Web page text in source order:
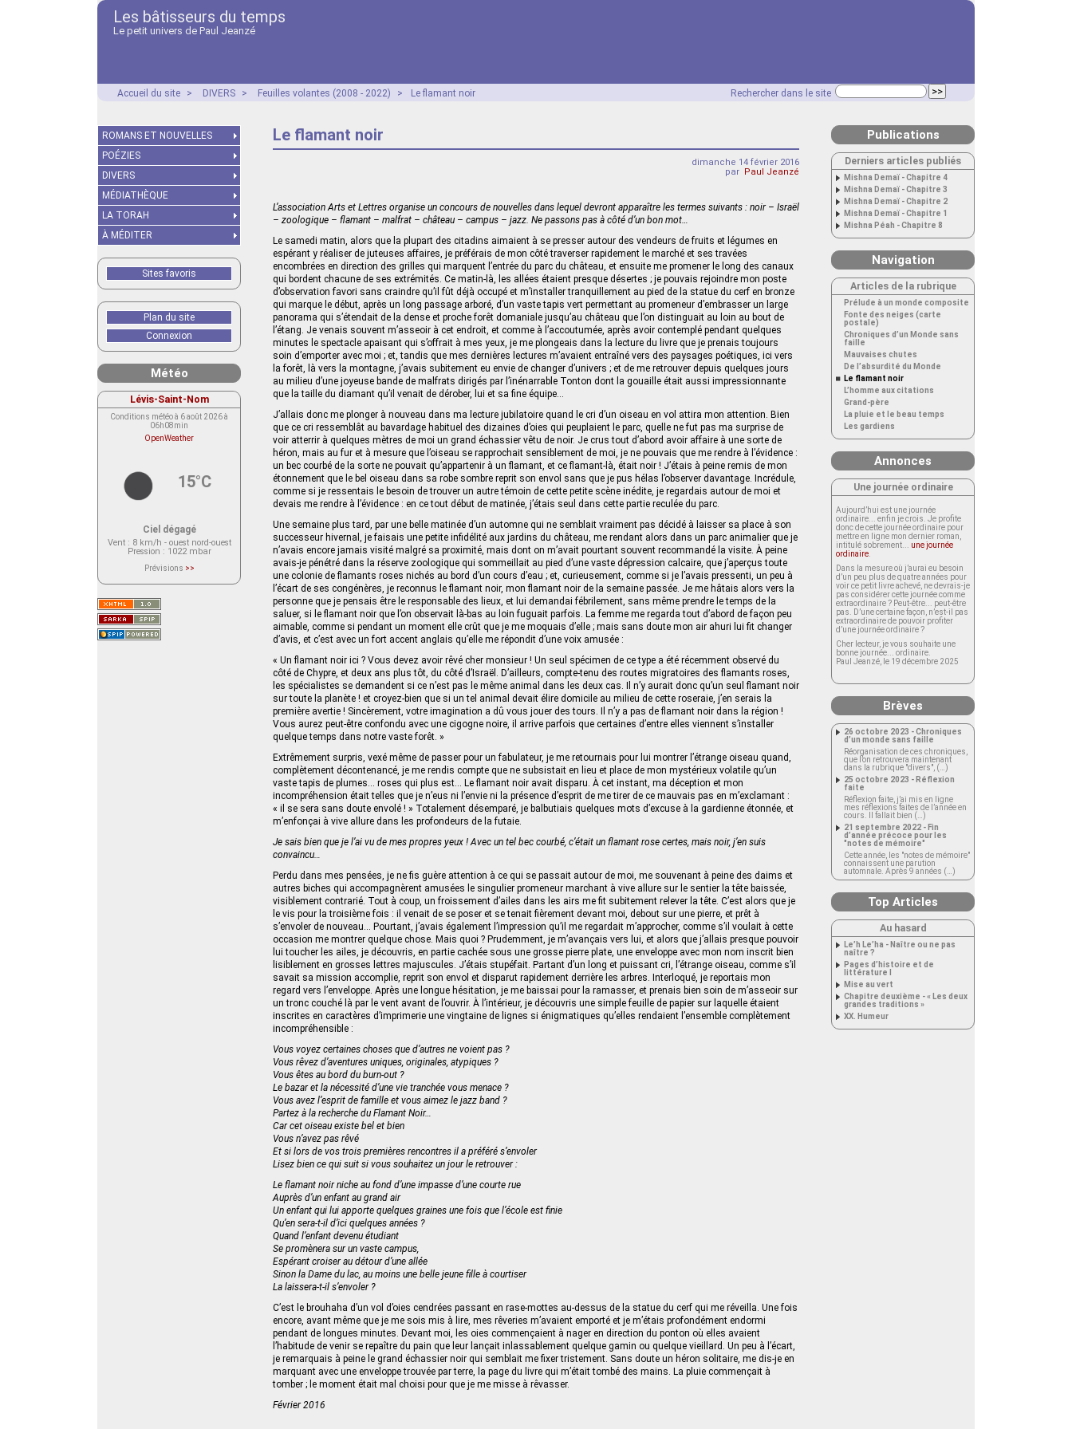
Les bâtisseurs du temps
Le petit univers de Paul Jeanzé
Rechercher dans le site
Accueil du site > DIVERS > Feuilles volantes (2008 - 2022) > Le flamant noir
Le flamant noir
dimanche 14 février 2016
par Paul Jeanzé
L’association Arts et Lettres organise un concours de nouvelles dans lequel devront apparaître les termes suivants : noir – Israël
– zoologique – flamant – malfrat – château – campus – jazz. Ne passons pas à côté d’un bon mot…
Le samedi matin, alors que la plupart des citadins aimaient à se presser autour des vendeurs de fruits et légumes en
espérant y réaliser de juteuses affaires, je préférais de mon côté traverser rapidement le marché et ses travées
encombrées en direction des grilles qui marquent l’entrée du parc du château, et ensuite me promener le long des canaux
qui bordent chacune de ses extrémités. Ce matin-là, les allées étaient presque désertes ; je pouvais rejoindre mon poste
d’observation favori sans craindre qu’il fût déjà occupé et m’installer tranquillement au pied de la statue du cerf en bronze
qui marque le début, après un long passage arboré, d’un vaste tapis vert permettant au promeneur d’embrasser un large
panorama qui s’étendait de la dense et proche forêt domaniale jusqu’au château que l’on distinguait au loin au bout de
l’étang. Je venais souvent m’asseoir à cet endroit, et comme à l’accoutumée, après avoir contemplé pendant quelques
minutes le spectacle apaisant qui s’offrait à mes yeux, je me plongeais dans la lecture du livre que je prenais toujours
soin d’emporter avec moi ; et, tandis que mes dernières lectures m’avaient entraîné vers des paysages poétiques, ici vers
la forêt, là vers la montagne, j’avais subitement eu envie de changer d’univers ; et de me retrouver depuis quelques jours
au milieu d’une joyeuse bande de malfrats dirigés par l’inénarrable Tonton dont la gouaille était aussi impressionnante
que la taille du diamant qu’il venait de dérober, lui et sa fine équipe…
J’allais donc me plonger à nouveau dans ma lecture jubilatoire quand le cri d’un oiseau en vol attira mon attention. Bien
que ce cri ressemblât au bavardage habituel des dizaines d’oies qui peuplaient le parc, quelle ne fut pas ma surprise de
voir atterrir à quelques mètres de moi un grand échassier vêtu de noir. Je crus tout d’abord avoir affaire à une sorte de
héron, mais au fur et à mesure que l’oiseau se rapprochait sensiblement de moi, je ne pouvais que me rendre à l’évidence :
un bec courbé de la sorte ne pouvait qu’appartenir à un flamant, et ce flamant-là, était noir ! J’étais à peine remis de mon
étonnement que le bel oiseau dans sa robe sombre reprit son envol sans que je pus hélas l’observer davantage. Incrédule,
comme si je ressentais le besoin de trouver un autre témoin de cette petite scène inédite, je regardais autour de moi et
devais me rendre à l’évidence : en ce tout début de matinée, j’étais seul dans cette partie reculée du parc.
Une semaine plus tard, par une belle matinée d’un automne qui ne semblait vraiment pas décidé à laisser sa place à son
successeur hivernal, je faisais une petite infidélité aux jardins du château, me rendant alors dans un parc animalier que je
n’avais encore jamais visité malgré sa proximité, mais dont on m’avait pourtant souvent recommandé la visite. À peine
avais-je pénétré dans la réserve zoologique qui sommeillait au pied d’une vaste dépression calcaire, que j’aperçus toute
une colonie de flamants roses nichés au bord d’un cours d’eau ; et, curieusement, comme si je l’avais pressenti, un peu à
l’écart de ses congénères, je reconnus le flamant noir, mon flamant noir de la semaine passée. Je me hâtais alors vers la
personne que je pensais être le responsable des lieux, et lui demandai fébrilement, sans même prendre le temps de la
saluer, si le flamant noir que l’on observait là-bas au loin fuguait parfois. La femme me regarda tout d’abord de façon peu
aimable, comme si pendant un moment elle crût que je me moquais d’elle ; mais sans doute mon air ahuri lui fit changer
d’avis, et c’est avec un fort accent anglais qu’elle me répondit d’une voix amusée :
« Un flamant noir ici ? Vous devez avoir rêvé cher monsieur ! Un seul spécimen de ce type a été récemment observé du
côté de Chypre, et deux ans plus tôt, du côté d’Israël. D’ailleurs, compte‑tenu des routes migratoires des flamants roses,
les spécialistes se demandent si ce n’est pas le même animal dans les deux cas. Il n’y aurait donc qu’un seul flamant noir
sur toute la planète ! et croyez-bien que si un tel animal devait élire domicile au milieu de cette roseraie, j’en serais la
première avertie ! Sincèrement, votre imagination a dû vous jouer des tours. Il n’y a pas de flamant noir dans la région !
Vous aurez peut-être confondu avec une cigogne noire, il arrive parfois que certaines d’entre elles viennent s’installer
quelque temps dans notre vaste forêt. »
Extrêmement surpris, vexé même de passer pour un fabulateur, je me retournais pour lui montrer l’étrange oiseau quand,
complètement décontenancé, je me rendis compte que ne subsistait en lieu et place de mon mystérieux volatile qu’un
vaste tapis de plumes… roses qui plus est… Le flamant noir avait disparu. À cet instant, ma déception et mon
incompréhension était telles que je n’eus ni l’envie ni la présence d’esprit de me tirer de ce mauvais pas en m’exclamant :
« il se sera sans doute envolé ! » Totalement désemparé, je balbutiais quelques mots d’excuse à la gardienne étonnée, et
m’enfonçai à vive allure dans les profondeurs de la futaie.
Je sais bien que je l’ai vu de mes propres yeux ! Avec un tel bec courbé, c’était un flamant rose certes, mais noir, j’en suis
convaincu…
Perdu dans mes pensées, je ne fis guère attention à ce qui se passait autour de moi, me souvenant à peine des daims et
autres biches qui accompagnèrent amusées le singulier promeneur marchant à vive allure sur le sentier la tête baissée,
visiblement contrarié. Tout à coup, un froissement d’ailes dans les airs me fit subitement relever la tête. C’est alors que je
le vis pour la troisième fois : il venait de se poser et se tenait fièrement devant moi, debout sur une pierre, et prêt à
s’envoler de nouveau… Pourtant, j’avais également l’impression qu’il me regardait m’approcher, comme s’il voulait à cette
occasion me montrer quelque chose. Mais quoi ? Prudemment, je m’avançais vers lui, et alors que j’allais presque pouvoir
lui toucher les ailes, je découvris, en partie cachée sous une grosse pierre plate, une enveloppe avec mon nom inscrit bien
lisiblement en grosses lettres majuscules. J’étais stupéfait. Partant d’un long et puissant cri, l’étrange oiseau, comme s’il
savait sa mission accomplie, reprit son envol et disparut rapidement derrière les arbres. Interloqué, je reportais mon
regard vers l’enveloppe. Après une longue hésitation, je me baissai pour la ramasser, et prenais bien soin de m’asseoir sur
un tronc couché là par le vent avant de l’ouvrir. À l’intérieur, je découvris une simple feuille de papier sur laquelle étaient
inscrites en caractères d’imprimerie une vingtaine de lignes si énigmatiques qu’elles rendaient l’ensemble complètement
incompréhensible :
Vous voyez certaines choses que d’autres ne voient pas ?
Vous rêvez d’aventures uniques, originales, atypiques ?
Vous êtes au bord du burn-out ?
Le bazar et la nécessité d’une vie tranchée vous menace ?
Vous avez l’esprit de famille et vous aimez le jazz band ?
Partez à la recherche du Flamant Noir…
Car cet oiseau existe bel et bien
Vous n’avez pas rêvé
Et si lors de vos trois premières rencontres il a préféré s’envoler
Lisez bien ce qui suit si vous souhaitez un jour le retrouver :
Le flamant noir niche au fond d’une impasse d’une courte rue
Auprès d’un enfant au grand air
Un enfant qui lui apporte quelques graines une fois que l’école est finie
Qu’en sera-t-il d’ici quelques années ?
Quand l’enfant devenu étudiant
Se promènera sur un vaste campus,
Espérant croiser au détour d’une allée
Sinon la Dame du lac, au moins une belle jeune fille à courtiser
La laissera-t-il s’envoler ?
C’est le brouhaha d’un vol d’oies cendrées passant en rase-mottes au-dessus de la statue du cerf qui me réveilla. Une fois
encore, avant même que je me sois mis à lire, mes rêveries m’avaient emporté et je m’étais profondément endormi
pendant de longues minutes. Devant moi, les oies commençaient à nager en direction du ponton où elles avaient
l’habitude de venir se repaître du pain que leur lançait inlassablement quelque gamin ou quelque vieillard. Un peu à l’écart,
je remarquais à peine le grand échassier noir qui semblait me fixer tristement. Sans doute un héron solitaire, me dis-je en
marquant avec une enveloppe trouvée par terre, la page du livre qui m’était tombé des mains. La pluie commençait à
tomber ; le moment était mal choisi pour que je me misse à rêvasser.
Février 2016
ROMANS ET NOUVELLES
POÉZIES
DIVERS
MÉDIATHÈQUE
LA TORAH
À MÉDITER
Sites favoris
Plan du site
Connexion
Météo
Lévis-Saint-Nom
Conditions météo à 6 août 2026 à
06h08min
OpenWeather
15°C
Ciel dégagé
Vent: 8 km/h - ouest nord-ouest
Pression : 1022 mbar
Prévisions >>
actuellement aucune prévision
Saint-Nom.
Veuillez consulter le message du
service ci-dessous.
(401 - Invalid API key. Please see
https://openweathermap.org/faq#error401
Publications
Derniers articles publiés
Mishna Demaï - Chapitre 4
Mishna Demaï - Chapitre 3
Mishna Demaï - Chapitre 2
Mishna Demaï - Chapitre 1
Mishna Péah - Chapitre 8
Navigation
Articles de la rubrique
Prélude à un monde composite
Fonte des neiges (carte
postale)
Chroniques d’un Monde sans
faille
Mauvaises chutes
De l’absurdité du Monde
Le flamant noir
L’homme aux citations
Grand-père
La pluie et le beau temps
Les gardiens
Annonces
Une journée ordinaire
Aujourd’hui est une journée
ordinaire... enfin je crois. Je profite
donc de cette journée ordinaire pour
mettre en ligne mon dernier roman,
intitulé sobrement... une journée
ordinaire
Dans la mesure où j’aurai eu besoin
d’un peu plus de quatre années pour
voir ce petit livre achevé, ne devrais-je
pas considérer cette journée comme
extraordinaire ? Peut-être... peut-être
pas. D’une certaine façon, n’est-il pas
extraordinaire de pouvoir profiter
d’une journée ordinaire ?
Cher lecteur, je vous souhaite une
bonne journée... ordinaire.
Paul Jeanzé, le 19 décembre 2025
Brèves
26 octobre 2023 - Chroniques
d’un monde sans faille
Réorganisation de ces chroniques,
que l’on retrouvera maintenant
dans la rubrique "divers", (…)
25 octobre 2023 - Réflexion
faite
Réflexion faite, j’ai mis en ligne
mes réflexions faites de l’année en
cours. Il fallait bien (…)
21 septembre 2022 - Fin
d’année précoce pour les
"notes de mémoire"
Cette année, les "notes de mémoire"
connaissent une parution
automnale. Après 9 années (…)
Top Articles
Au hasard
Le’h Le’ha - Naître ou ne pas
naître ?
Pages d’histoire et de
littérature I
Mise au vert
Chapitre deuxième - « Les deux
grandes traditions »
XX. Humeur